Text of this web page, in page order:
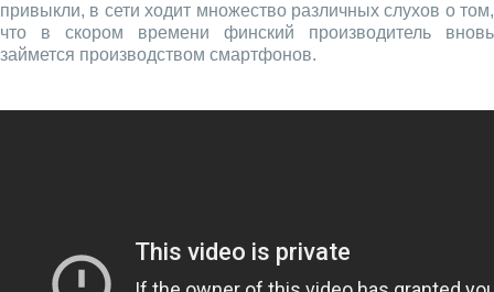
привыкли, в сети ходит множество различных слухов о том,
что в скором времени финский производитель вновь
займется производством смартфонов.